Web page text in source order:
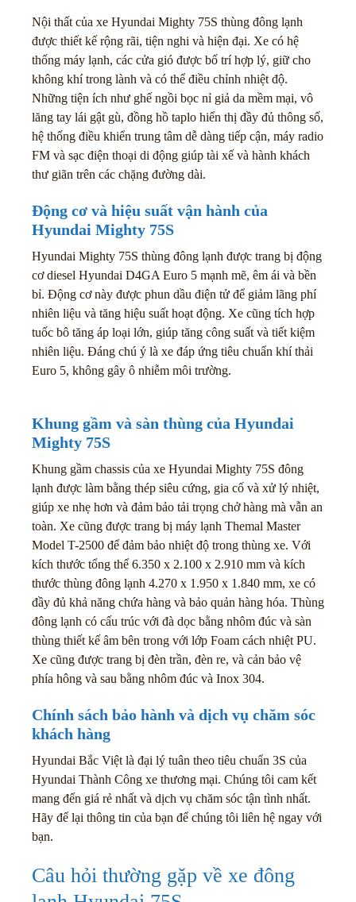
Nội thất của xe Hyundai Mighty 75S thùng đông lạnh
được thiết kế rộng rãi, tiện nghi và hiện đại. Xe có hệ
thống máy lạnh, các cửa gió được bố trí hợp lý, giữ cho
không khí trong lành và có thể điều chỉnh nhiệt độ.
Những tiện ích như ghế ngồi bọc nỉ giả da mềm mại, vô
lăng tay lái gật gù, đồng hồ taplo hiển thị đầy đủ thông số,
hệ thống điều khiển trung tâm dễ dàng tiếp cận, máy radio
FM và sạc điện thoại di động giúp tài xế và hành khách
thư giãn trên các chặng đường dài.
Động cơ và hiệu suất vận hành của
Hyundai Mighty 75S
Hyundai Mighty 75S thùng đông lạnh được trang bị động
cơ diesel Hyundai D4GA Euro 5 mạnh mẽ, êm ái và bền
bỉ. Động cơ này được phun dầu điện tử để giảm lãng phí
nhiên liệu và tăng hiệu suất hoạt động. Xe cũng tích hợp
tuốc bô tăng áp loại lớn, giúp tăng công suất và tiết kiệm
nhiên liệu. Đáng chú ý là xe đáp ứng tiêu chuẩn khí thải
Euro 5, không gây ô nhiễm môi trường.
Khung gầm và sàn thùng của Hyundai
Mighty 75S
Khung gầm chassis của xe Hyundai Mighty 75S đông
lạnh được làm bằng thép siêu cứng, gia cố và xử lý nhiệt,
giúp xe nhẹ hơn và đảm bảo tải trọng chở hàng mà vẫn an
toàn. Xe cũng được trang bị máy lạnh Themal Master
Model T-2500 để đảm bảo nhiệt độ trong thùng xe. Với
kích thước tổng thể 6.350 x 2.100 x 2.910 mm và kích
thước thùng đông lạnh 4.270 x 1.950 x 1.840 mm, xe có
đầy đủ khả năng chứa hàng và bảo quản hàng hóa. Thùng
đông lạnh có cấu trúc với đà dọc bằng nhôm đúc và sàn
thùng thiết kế âm bên trong với lớp Foam cách nhiệt PU.
Xe cũng được trang bị đèn trần, đèn re, và cản bảo vệ
phía hông và sau bằng nhôm đúc và Inox 304.
Chính sách bảo hành và dịch vụ chăm sóc
khách hàng
Hyundai Bắc Việt là đại lý tuân theo tiêu chuẩn 3S của
Hyundai Thành Công xe thương mại. Chúng tôi cam kết
mang đến giá rẻ nhất và dịch vụ chăm sóc tận tình nhất.
Hãy để lại thông tin của bạn để chúng tôi liên hệ ngay với
bạn.
Câu hỏi thường gặp về xe đông